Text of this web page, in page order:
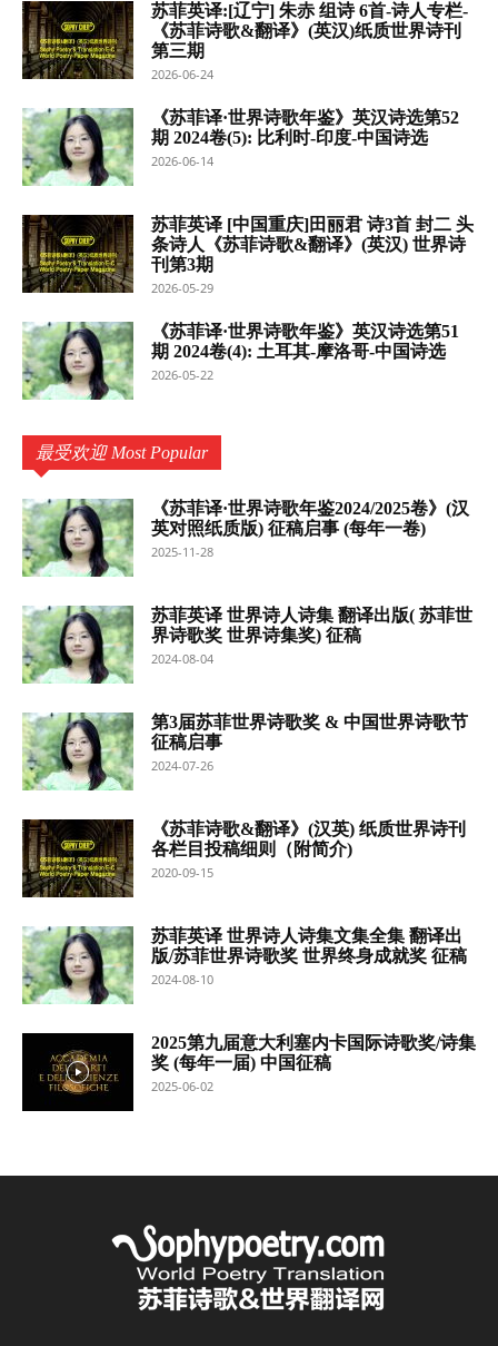
苏菲英译:[辽宁] 朱赤 组诗 6首-诗人专栏-
《苏菲诗歌&翻译》(英汉)纸质世界诗刊
第三期
2026-06-24
《苏菲译·世界诗歌年鉴》英汉诗选第52
期 2024卷(5): 比利时-印度-中国诗选
2026-06-14
苏菲英译 [中国重庆]田丽君 诗3首 封二 头
条诗人《苏菲诗歌&翻译》(英汉) 世界诗
刊第3期
2026-05-29
《苏菲译·世界诗歌年鉴》英汉诗选第51
期 2024卷(4): 土耳其-摩洛哥-中国诗选
2026-05-22
最受欢迎 Most Popular
《苏菲译·世界诗歌年鉴2024/2025卷》(汉
英对照纸质版) 征稿启事 (每年一卷)
2025-11-28
苏菲英译 世界诗人诗集 翻译出版( 苏菲世
界诗歌奖 世界诗集奖) 征稿
2024-08-04
第3届苏菲世界诗歌奖 & 中国世界诗歌节
征稿启事
2024-07-26
《苏菲诗歌&翻译》(汉英) 纸质世界诗刊
各栏目投稿细则（附简介)
2020-09-15
苏菲英译 世界诗人诗集文集全集 翻译出
版/苏菲世界诗歌奖 世界终身成就奖 征稿
2024-08-10
2025第九届意大利塞内卡国际诗歌奖/诗集
奖 (每年一届) 中国征稿
2025-06-02